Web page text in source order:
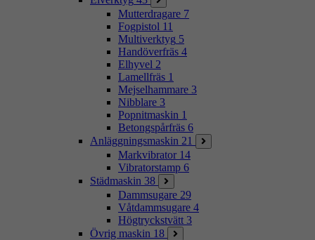
Mutterdragare 7
Fogpistol 11
Multiverktyg 5
Handöverfräs 4
Elhyvel 2
Lamellfräs 1
Mejselhammare 3
Nibblare 3
Popnitmaskin 1
Betongspårfräs 6
Anläggningsmaskin 21
Markvibrator 14
Vibratorstamp 6
Städmaskin 38
Dammsugare 29
Våtdammsugare 4
Högtryckstvätt 3
Övrig maskin 18